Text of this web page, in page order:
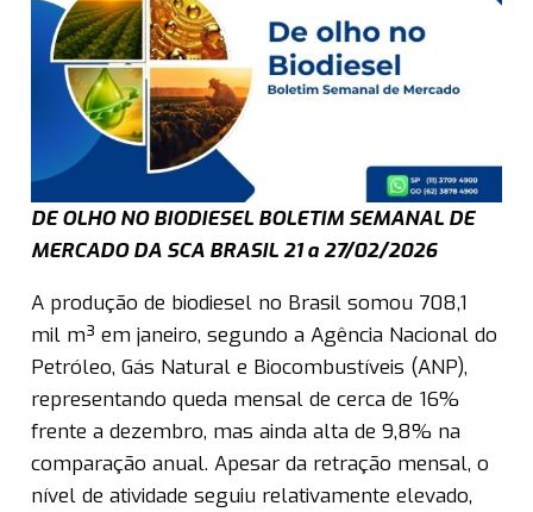
DE OLHO NO BIODIESEL BOLETIM SEMANAL DE
MERCADO DA SCA BRASIL 21 a 27/02/2026
A produção de biodiesel no Brasil somou 708,1
mil m³ em janeiro, segundo a Agência Nacional do
Petróleo, Gás Natural e Biocombustíveis (ANP),
representando queda mensal de cerca de 16%
frente a dezembro, mas ainda alta de 9,8% na
comparação anual. Apesar da retração mensal, o
nível de atividade seguiu relativamente elevado,